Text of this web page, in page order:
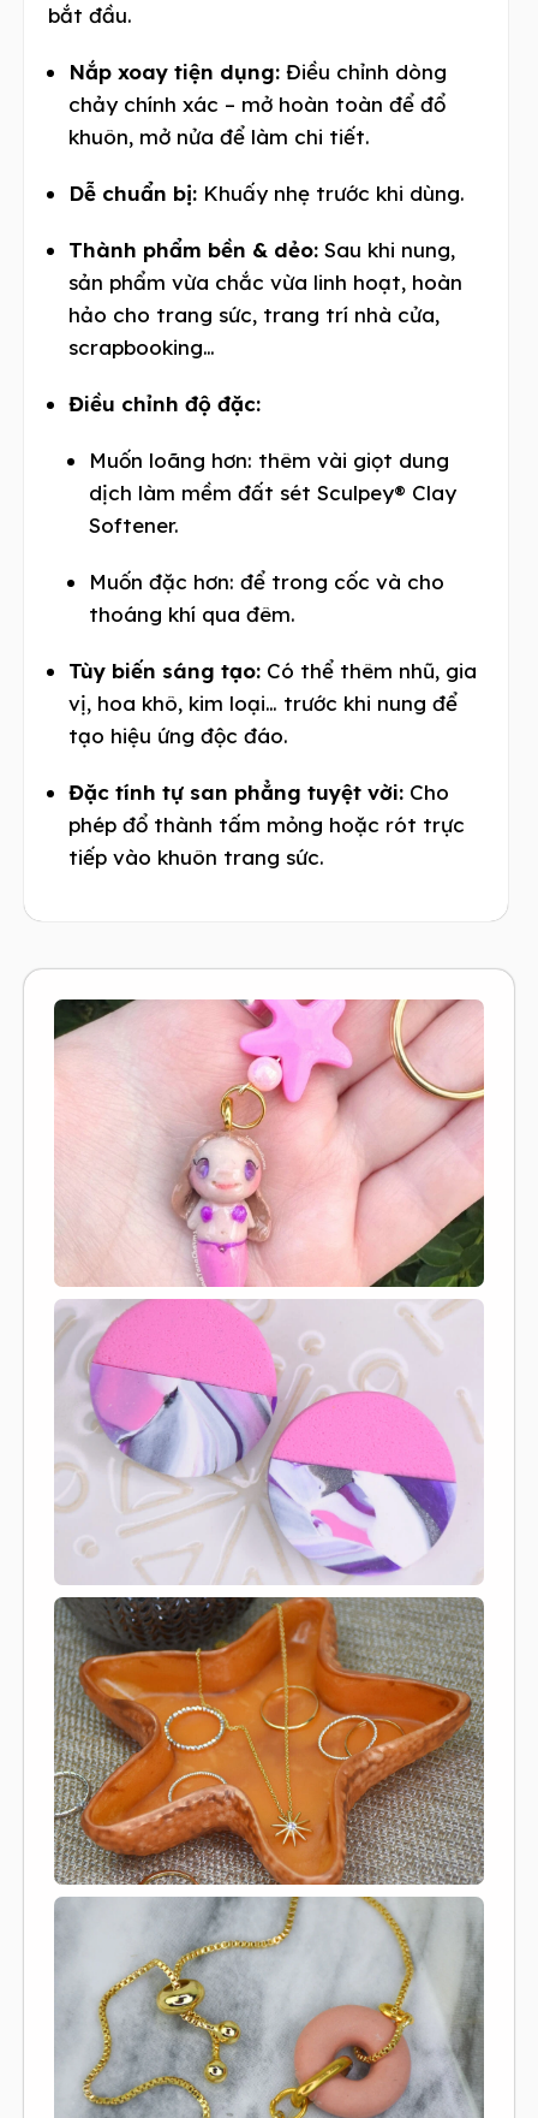
bắt đầu.
Nắp xoay tiện dụng: Điều chỉnh dòng
chảy chính xác – mở hoàn toàn để đổ
khuôn, mở nửa để làm chi tiết.
Dễ chuẩn bị: Khuấy nhẹ trước khi dùng.
Thành phẩm bền & dẻo: Sau khi nung,
sản phẩm vừa chắc vừa linh hoạt, hoàn
hảo cho trang sức, trang trí nhà cửa,
scrapbooking…
Điều chỉnh độ đặc:
Muốn loãng hơn: thêm vài giọt dung
dịch làm mềm đất sét Sculpey® Clay
Softener.
Muốn đặc hơn: để trong cốc và cho
thoáng khí qua đêm.
Tùy biến sáng tạo: Có thể thêm nhũ, gia
vị, hoa khô, kim loại… trước khi nung để
tạo hiệu ứng độc đáo.
Đặc tính tự san phẳng tuyệt vời: Cho
phép đổ thành tấm mỏng hoặc rót trực
tiếp vào khuôn trang sức.